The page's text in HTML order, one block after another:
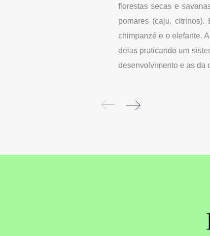
florestas secas e
pomares (caju,
chimpanzé e o elefante.
delas praticando um
desenvolvimento e as da